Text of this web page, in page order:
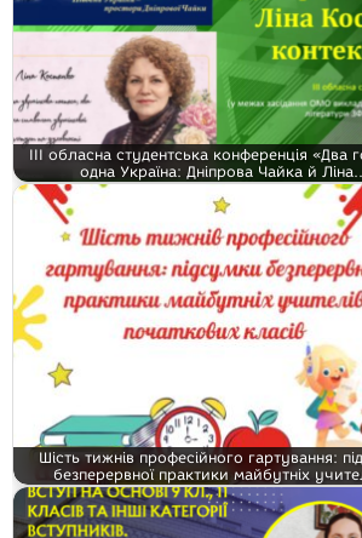
ІІІ обласна студентська конференція «Два
одна Україна: Дніпрова Чайка й
Шість тижнів професійного гартування:
безперервної практики майбутніх